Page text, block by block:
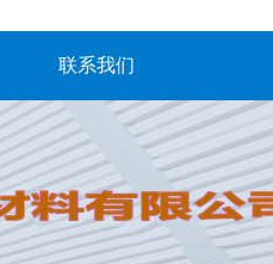
联系我们